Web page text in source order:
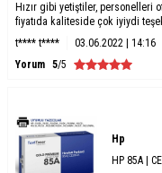
Hızır gibi yetiştiler,
fiyatıda kaliteside çok iyiydi
t**** t****
03.06.2022 | 14:16
Yorum 5/5
Hp
HP 85A |